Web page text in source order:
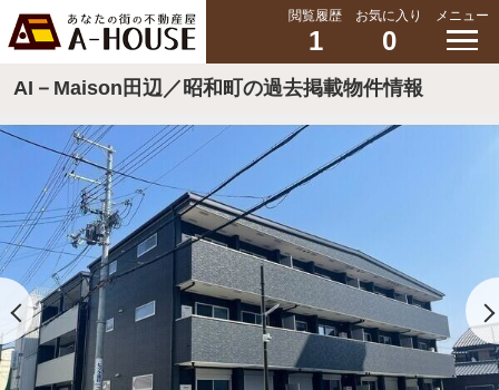
閲覧履歴
1
お気に入り
0
メニュー
AI－Maison田辺／昭和町の過去掲載物件情報